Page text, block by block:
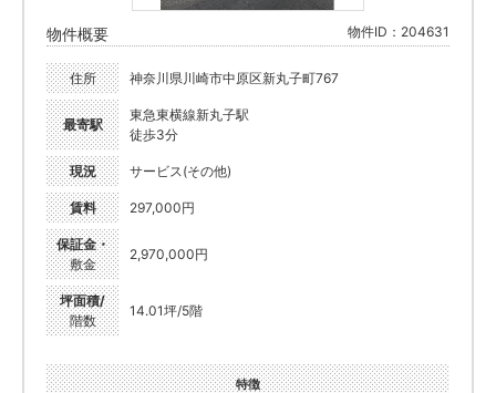
物件概要 物件ID：204631
住所 神奈川県川崎市中原区新丸子町767
最寄駅
東急東横線新丸子駅
徒歩3分
現況 サービス(その他)
賃料 297,000円
保証金・
敷金
2,970,000円
坪面積/
階数
14.01坪/5階
特徴